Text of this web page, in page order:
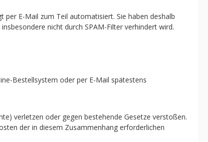
E-Mail zum Teil automatisiert. Sie haben deshalb
nicht durch SPAM-Filter verhindert wird.
Bestellsystem oder per E-Mail spätestens
verletzen oder gegen bestehende Gesetze verstoßen.
der in diesem Zusammenhang erforderlichen